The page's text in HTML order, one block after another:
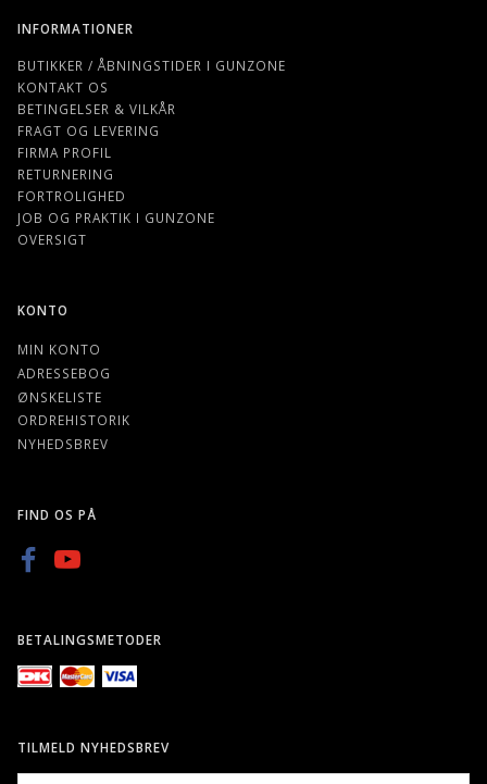
INFORMATIONER
BUTIKKER / ÅBNINGSTIDER I GUNZONE
KONTAKT OS
BETINGELSER & VILKÅR
FRAGT OG LEVERING
FIRMA PROFIL
RETURNERING
FORTROLIGHED
JOB OG PRAKTIK I GUNZONE
OVERSIGT
KONTO
MIN KONTO
ADRESSEBOG
ØNSKELISTE
ORDREHISTORIK
NYHEDSBREV
FIND OS PÅ
BETALINGSMETODER
TILMELD NYHEDSBREV